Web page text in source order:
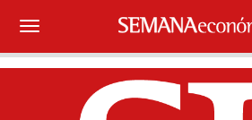
Suscríbase
Iniciar sesión